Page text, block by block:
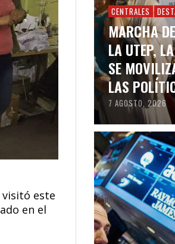
este
en el
CENTRALES
MARCHA
LA UTEP,
SE
LAS
7 AGOSTO, 2026